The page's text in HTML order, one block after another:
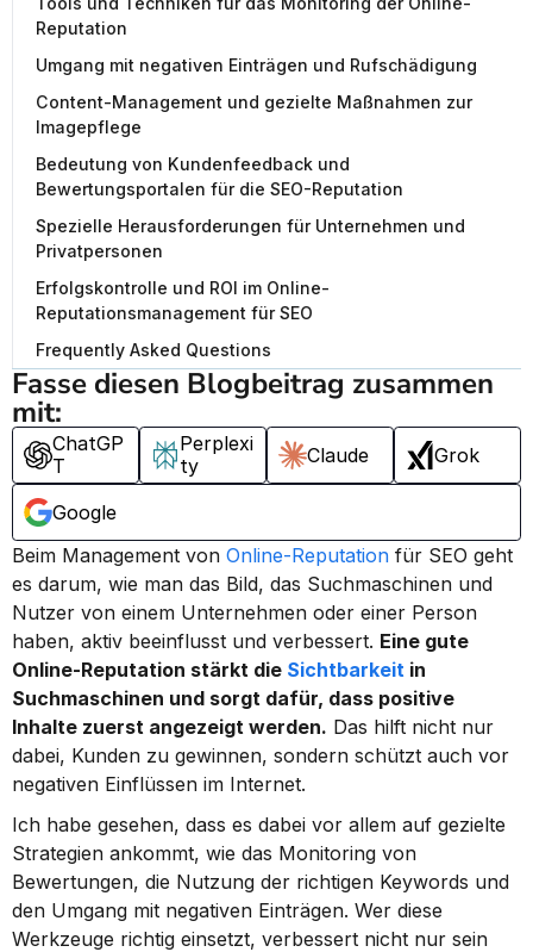
Reputation
Umgang mit negativen Einträgen und Rufschädigung
Content-Management und gezielte Maßnahmen zur
Imagepflege
Bedeutung von Kundenfeedback und
Bewertungsportalen für die SEO-Reputation
Spezielle Herausforderungen für Unternehmen und
Privatpersonen
Erfolgskontrolle und ROI im Online-
Reputationsmanagement für SEO
Frequently Asked Questions
Fasse diesen Blogbeitrag zusammen
mit:
ChatGP
T
Perplexi
ty
Claude Grok
Google
Beim Management von Online-Reputation für SEO geht
es darum, wie man das Bild, das Suchmaschinen und
Nutzer von einem Unternehmen oder einer Person
haben, aktiv beeinflusst und verbessert. Eine gute
Online-Reputation stärkt die Sichtbarkeit in
Suchmaschinen und sorgt dafür, dass positive
Inhalte zuerst angezeigt werden. Das hilft nicht nur
dabei, Kunden zu gewinnen, sondern schützt auch vor
negativen Einflüssen im Internet.
Ich habe gesehen, dass es dabei vor allem auf gezielte
Strategien ankommt, wie das Monitoring von
Bewertungen, die Nutzung der richtigen Keywords und
den Umgang mit negativen Einträgen. Wer diese
Werkzeuge richtig einsetzt, verbessert nicht nur sein